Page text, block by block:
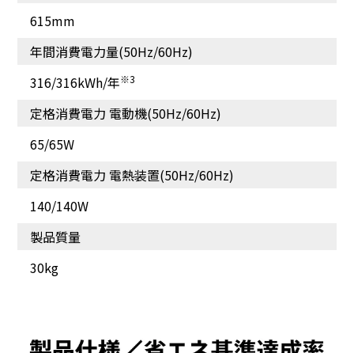
615mm
年間消費電力量(50Hz/60Hz)
316/316kWh/年※3
定格消費電力 電動機(50Hz/60Hz)
65/65W
定格消費電力 電熱装置(50Hz/60Hz)
140/140W
製品質量
30kg